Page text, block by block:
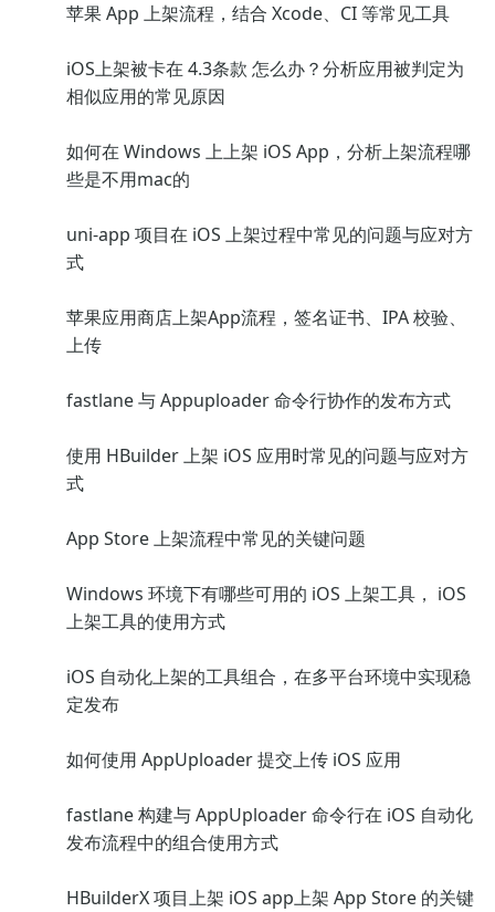
苹果 App 上架流程，结合 Xcode、CI 等常见工具
iOS上架被卡在 4.3条款 怎么办？分析应用被判定为
相似应用的常见原因
如何在 Windows 上上架 iOS App，分析上架流程哪
些是不用mac的
uni-app 项目在 iOS 上架过程中常见的问题与应对方
式
苹果应用商店上架App流程，签名证书、IPA 校验、
上传
fastlane 与 Appuploader 命令行协作的发布方式
使用 HBuilder 上架 iOS 应用时常见的问题与应对方
式
App Store 上架流程中常见的关键问题
Windows 环境下有哪些可用的 iOS 上架工具， iOS
上架工具的使用方式
iOS 自动化上架的工具组合，在多平台环境中实现稳
定发布
如何使用 AppUploader 提交上传 iOS 应用
fastlane 构建与 AppUploader 命令行在 iOS 自动化
发布流程中的组合使用方式
HBuilderX 项目上架 iOS app上架 App Store 的关键